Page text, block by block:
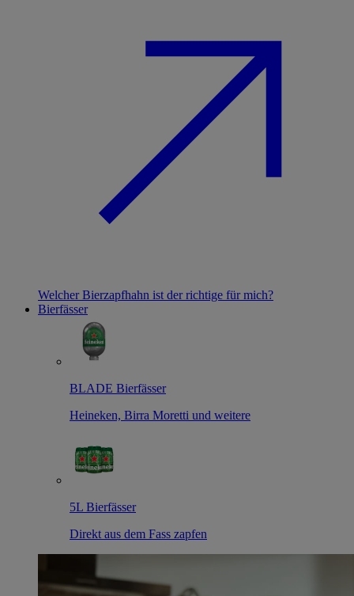
Welcher Bierzapfhahn ist der richtige für mich?
Bierfässer
BLADE Bierfässer
Heineken, Birra Moretti und weitere
5L Bierfässer
Direkt aus dem Fass zapfen